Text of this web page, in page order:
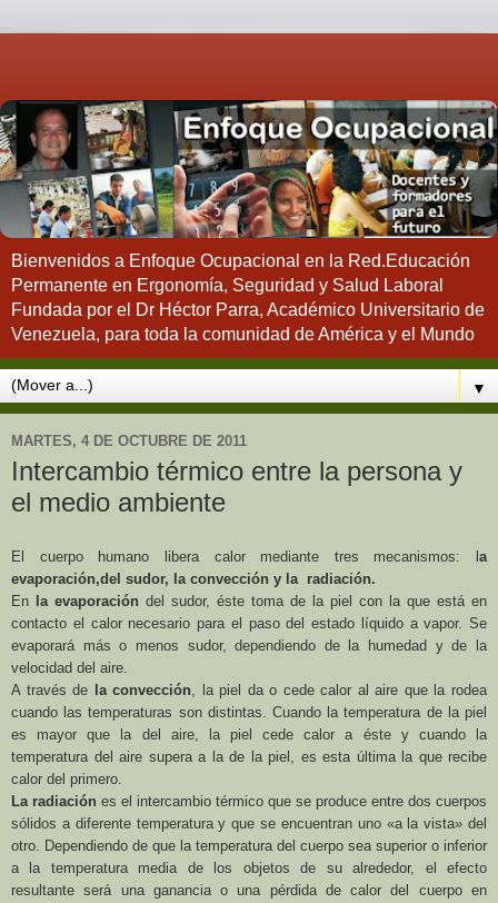
Bienvenidos a Enfoque Ocupacional en la Red.Educación
Permanente en Ergonomía, Seguridad y Salud Laboral
Fundada por el Dr Héctor Parra, Académico Universitario de
Venezuela, para toda la comunidad de América y el Mundo
▼
MARTES, 4 DE OCTUBRE DE 2011
Intercambio térmico entre la persona y
el medio ambiente
El cuerpo humano libera calor mediante tres mecanismos: l a
evaporación,del sudor, la convección y la radiación.
En
la evaporación del sudor, éste toma de la piel con la que está en
contacto el calor necesario para el paso del estado líquido a vapor. Se
evaporará más o menos sudor, dependiendo de la humedad y de la
velocidad del aire.
A través de
la convección, la piel da o cede calor al aire que la rodea
cuando las temperaturas son distintas. Cuando la temperatura de la piel
es mayor que la del aire, la piel cede calor a éste y cuando la
temperatura del aire supera a la de la piel, es esta última la que recibe
calor del primero.
La radiación es el intercambio térmico que se produce entre dos cuerpos
sólidos a diferente temperatura y que se encuentran uno «a la vista» del
otro. Dependiendo de que la temperatura del cuerpo sea superior o inferior
a la temperatura media de los objetos de su alrededor, el efecto
resultante será una ganancia o una pérdida de calor del cuerpo en